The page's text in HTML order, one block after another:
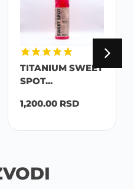
TITANIUM SWEET
SPOT...
1,200.00 RSD